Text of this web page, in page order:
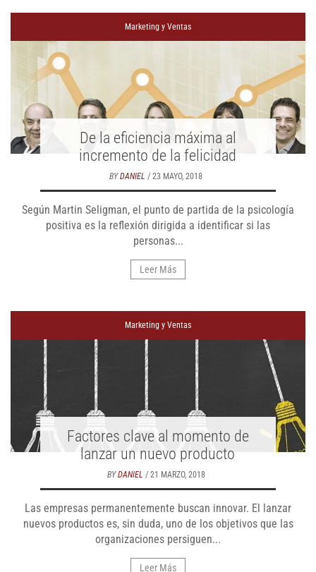
Marketing y Ventas
De la eficiencia máxima al
incremento de la felicidad
BYDANIEL / 23 MAYO, 2018
Según Martin Seligman, el punto de partida de la psicología
positiva es la reflexión dirigida a identificar si las
personas...
Leer Más
Marketing y Ventas
Factores clave al momento de
lanzar un nuevo producto
BYDANIEL / 21 MARZO, 2018
Las empresas permanentemente buscan innovar. El lanzar
nuevos productos es, sin duda, uno de los objetivos que las
organizaciones persiguen...
Leer Más